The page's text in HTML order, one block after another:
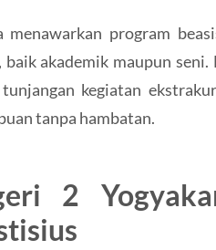
program
akademik maupun seni.
kegiatan
tanpa hambatan.
2